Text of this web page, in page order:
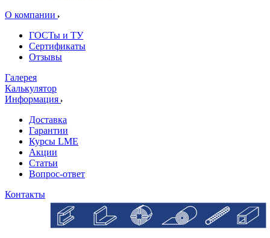
О компании
ГОСТы и ТУ
Сертификаты
Отзывы
Галерея
Калькулятор
Информация
Доставка
Гарантии
Курсы LME
Акции
Статьи
Вопрос-ответ
Контакты